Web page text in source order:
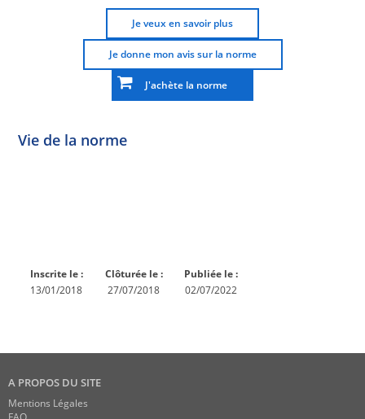
Je veux en savoir plus
Je donne mon avis sur la norme
J'achète la norme
Vie de la norme
Inscrite le :
13/01/2018
Clôturée le :
27/07/2018
Publiée le :
02/07/2022
A PROPOS DU SITE
Mentions Légales